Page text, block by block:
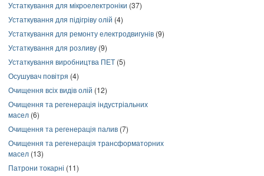
Устаткування для мікроелектроніки (37)
Устаткування для підігріву олій (4)
Устаткування для ремонту електродвигунів (9)
Устаткування для розливу (9)
Устаткування виробництва ПЕТ (5)
Осушувач повітря (4)
Очищення всіх видів олій (12)
Очищення та регенерація індустріальних
масел (6)
Очищення та регенерація палив (7)
Очищення та регенерація трансформаторних
масел (13)
Патрони токарні (11)